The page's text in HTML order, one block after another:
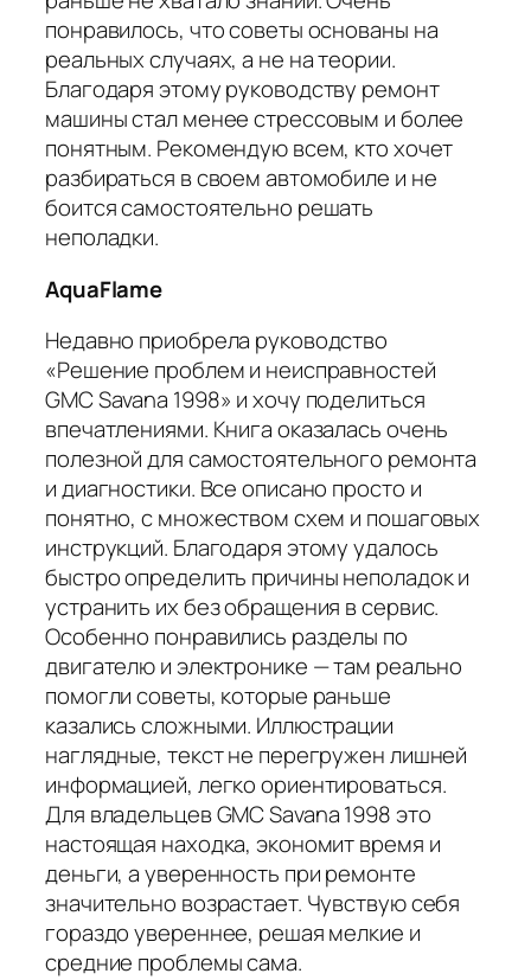
понравилось, что советы основаны на
реальных случаях, а не на теории.
Благодаря этому руководству ремонт
машины стал менее стрессовым и более
понятным. Рекомендую всем, кто хочет
разбираться в своем автомобиле и не
боится самостоятельно решать
неполадки.
AquaFlame
Недавно приобрела руководство
«Решение проблем и неисправностей
GMC Savana 1998» и хочу поделиться
впечатлениями. Книга оказалась очень
полезной для самостоятельного ремонта
и диагностики. Все описано просто и
понятно, с множеством схем и пошаговых
инструкций. Благодаря этому удалось
быстро определить причины неполадок и
устранить их без обращения в сервис.
Особенно понравились разделы по
двигателю и электронике — там реально
помогли советы, которые раньше
казались сложными. Иллюстрации
наглядные, текст не перегружен лишней
информацией, легко ориентироваться.
Для владельцев GMC Savana 1998 это
настоящая находка, экономит время и
деньги, а уверенность при ремонте
значительно возрастает. Чувствую себя
гораздо увереннее, решая мелкие и
средние проблемы сама.